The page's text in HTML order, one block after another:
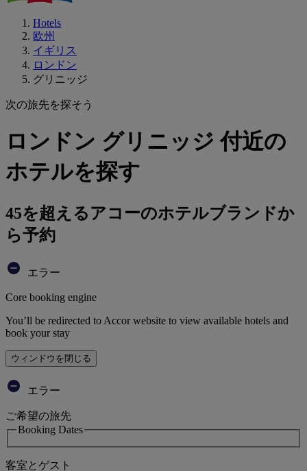
Hotels
欧州
イギリス
ロンドン
グリニッジ
次の旅先を探そう
ロンドン グリニッジ 付近の
ホテルを探す
45を超えるアコーのホテルブランドか
ら予約
エラー
Core booking engine
You’ll be redirected to Accor website to view available hotels and
book your stay
ウィンドウを閉じる
エラー
ご希望の旅先
Booking Dates
客室とゲスト